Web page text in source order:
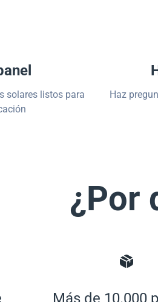
solares listos para
Haz
¿Por
Más de 10.000